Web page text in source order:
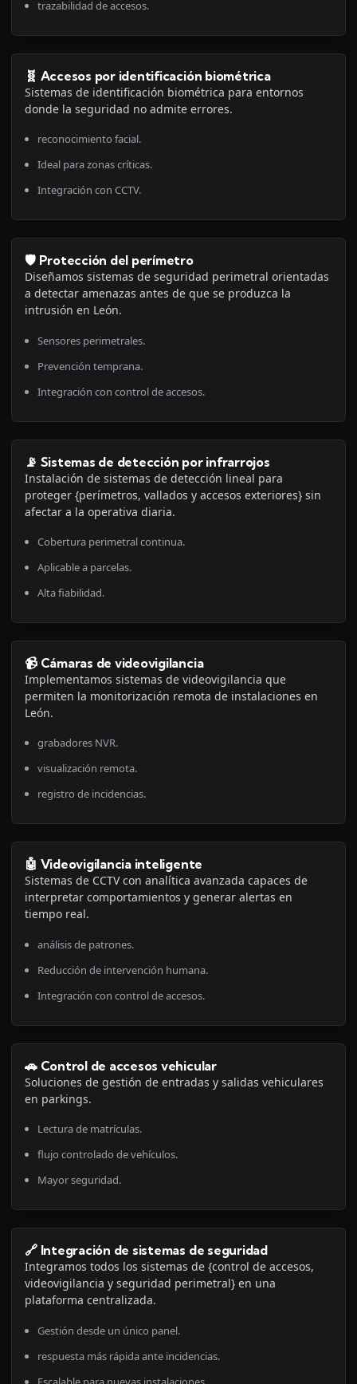
trazabilidad de accesos.
🧬 Accesos por identificación biométrica
Sistemas de identificación biométrica para entornos
donde la seguridad no admite errores.
reconocimiento facial.
Ideal para zonas críticas.
Integración con CCTV.
🛡️ Protección del perímetro
Diseñamos sistemas de seguridad perimetral orientadas
a detectar amenazas antes de que se produzca la
intrusión en León.
Sensores perimetrales.
Prevención temprana.
Integración con control de accesos.
📡 Sistemas de detección por infrarrojos
Instalación de sistemas de detección lineal para
proteger {perímetros, vallados y accesos exteriores} sin
afectar a la operativa diaria.
Cobertura perimetral continua.
Aplicable a parcelas.
Alta fiabilidad.
📹 Cámaras de videovigilancia
Implementamos sistemas de videovigilancia que
permiten la monitorización remota de instalaciones en
León.
grabadores NVR.
visualización remota.
registro de incidencias.
🤖 Videovigilancia inteligente
Sistemas de CCTV con analítica avanzada capaces de
interpretar comportamientos y generar alertas en
tiempo real.
análisis de patrones.
Reducción de intervención humana.
Integración con control de accesos.
🚗 Control de accesos vehicular
Soluciones de gestión de entradas y salidas vehiculares
en parkings.
Lectura de matrículas.
flujo controlado de vehículos.
Mayor seguridad.
🔗 Integración de sistemas de seguridad
Integramos todos los sistemas de {control de accesos,
videovigilancia y seguridad perimetral} en una
plataforma centralizada.
Gestión desde un único panel.
respuesta más rápida ante incidencias.